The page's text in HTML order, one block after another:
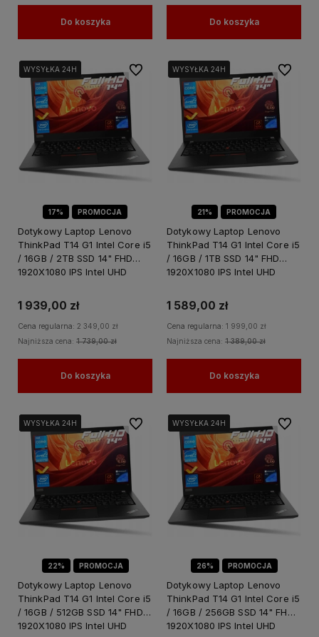
Do koszyka Do koszyka
17% PROMOCJA
WYSYŁKA 24H
WYSYŁKA 24H
Dotykowy Laptop Lenovo
ThinkPad T14 G1 Intel Core i5
/ 16GB / 2TB SSD 14" FHD
1920X1080 IPS Intel UHD
1 939,00 zł
Cena regularna: 2 349,00 zł
Najniższa cena: 1 739,00 zł
Do koszyka
Do ulubionych
21% PROMOCJA
WYSYŁKA 24H
WYSYŁKA 24H
Dotykowy Laptop Lenovo
ThinkPad T14 G1 Intel Core i5
/ 16GB / 1TB SSD 14" FHD
1920X1080 IPS Intel UHD
1 589,00 zł
Cena regularna: 1 999,00 zł
Najniższa cena: 1 389,00 zł
Do koszyka
Do
22% PROMOCJA
WYSYŁKA 24H
WYSYŁKA 24H
WYSYŁKA 24H
Dotykowy Laptop Lenovo
ThinkPad T14 G1 Intel Core i5
/ 16GB / 512GB SSD 14" FHD
1920X1080 IPS Intel UHD
Do ulubionych
26% PROMOCJA
WYSYŁKA 24H
WYSYŁKA 24H
WYSYŁKA 24H
Dotykowy Laptop Lenovo
ThinkPad T14 G1 Intel Core i5
/ 16GB / 256GB SSD 14" FHD
1920X1080 IPS Intel UHD
Do